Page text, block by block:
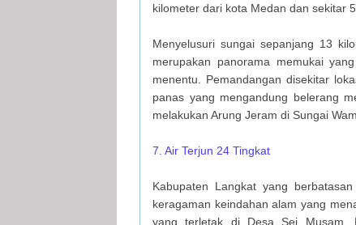
kilometer dari kota Medan dan sekitar
Menyelusuri sungai sepanjang 13
merupakan panorama memukai
menentu. Pemandangan disekitar
panas yang mengandung belerang
melakukan Arung Jeram di Sungai
7. Air Terjun 24 Tingkat
Kabupaten Langkat yang
keragaman keindahan alam yang
yang terletak di Desa Sei Musam,